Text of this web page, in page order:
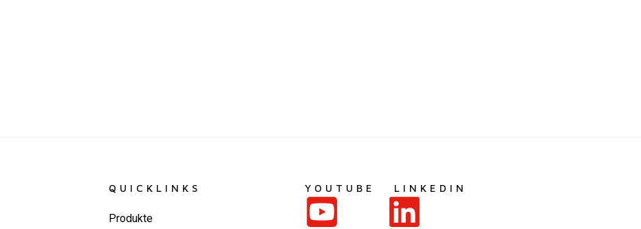
QUICKLINKS
Produkte
YOUTUBE LINKEDIN